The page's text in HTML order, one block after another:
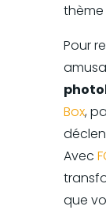
thème
Pour
Box,
Avec
que